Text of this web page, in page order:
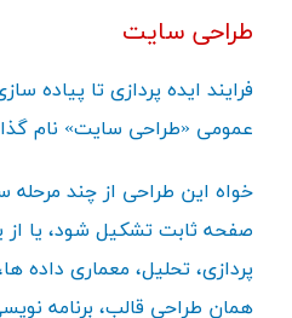
طراحی سایت
فرایند ایده پردازی تا پیاده
عمومی «طراحی سایت» نام
خواه این طراحی از چند مرحله
صفحه ثابت تشکیل شود، یا از
پردازی، تحلیل، معماری داده
همان طراحی قالب، برنامه